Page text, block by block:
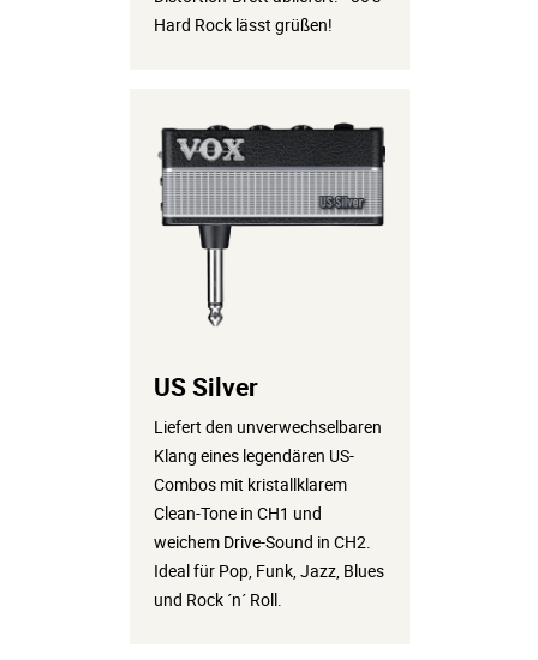
einem aggressiven Distortion-Sound in CH2. Perfekt für
Hard Rock lässt grüßen!
US Silver
Liefert den unverwechselbaren
Klang eines legendären US-
Combos mit kristallklarem
Clean-Tone in CH1 und
weichem Drive-Sound in CH2.
Ideal für Pop, Funk, Jazz, Blues
und Rock ´n´ Roll.